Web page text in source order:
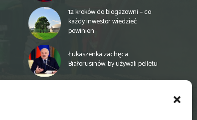
12 kroków do biogazowni – co
każdy inwestor wiedzieć
powinien
Łukaszenka zachęca
Białorusinów, by używali pelletu